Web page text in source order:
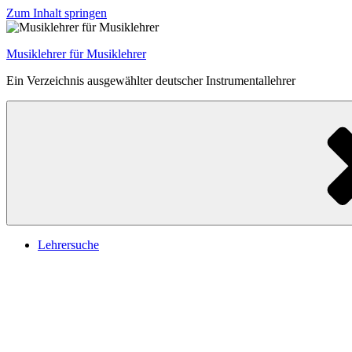
Zum Inhalt springen
Musiklehrer für Musiklehrer
Ein Verzeichnis ausgewählter deutscher Instrumentallehrer
Lehrersuche